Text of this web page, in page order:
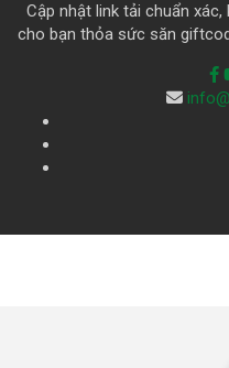
Cập nhật link tải chuẩn
cho bạn thỏa sức săn